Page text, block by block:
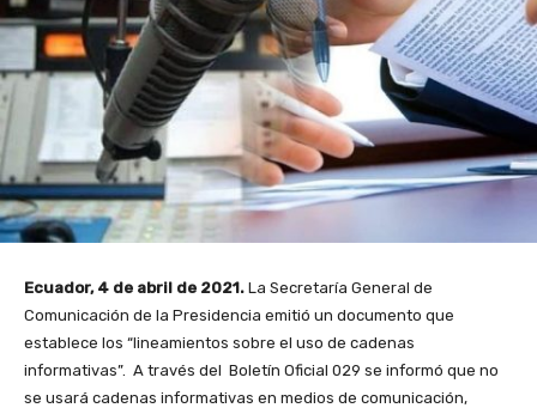
Ecuador, 4 de abril de 2021. La Secretaría General de
Comunicación de la Presidencia emitió un documento que
establece los “lineamientos sobre el uso de cadenas
informativas”. A través del Boletín Oficial 029 se informó que no
se usará cadenas informativas en medios de comunicación,